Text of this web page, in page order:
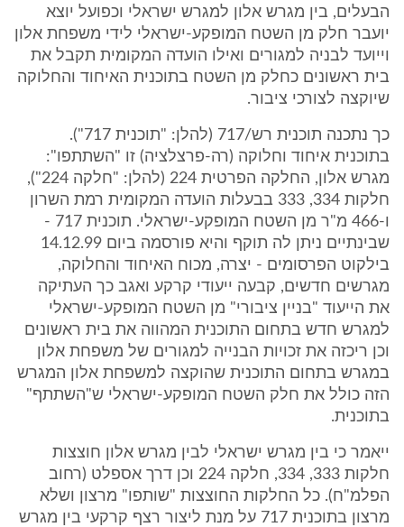
הבעלים, בין מגרש אלון למגרש ישראלי וכפועל יוצא
יועבר חלק מן השטח המופקע-ישראלי לידי משפחת אלון
וייועד לבניה למגורים ואילו הועדה המקומית תקבל את
בית ראשונים כחלק מן השטח בתוכנית האיחוד והחלוקה
שיוקצה לצורכי ציבור.
כך נתכנה תוכנית רש/717 (להלן: "תוכנית 717").
בתוכנית איחוד וחלוקה (רה-פרצלציה) זו "השתתפו":
מגרש אלון, החלקה הפרטית 224 (להלן: "חלקה 224"),
חלקות 334, 333 בבעלות הועדה המקומית רמת השרון
ו-466 מ"ר מן השטח המופקע-ישראלי. תוכנית 717 -
שבינתיים ניתן לה תוקף והיא פורסמה ביום 14.12.99
בילקוט הפרסומים - יצרה, מכוח האיחוד והחלוקה,
מגרשים חדשים, קבעה ייעודי קרקע ואגב כך העתיקה
את הייעוד "בניין ציבורי" מן השטח המופקע-ישראלי
למגרש חדש בתחום התוכנית המהווה את בית ראשונים
וכן ריכזה את זכויות הבנייה למגורים של משפחת אלון
במגרש בתחום התוכנית שהוקצה למשפחת אלון המגרש
הזה כולל את חלק השטח המופקע-ישראלי ש"השתתף"
בתוכנית.
ייאמר כי בין מגרש ישראלי לבין מגרש אלון חוצצות
חלקות 333, 334, חלקה 224 וכן דרך אספלט (רחוב
הפלמ"ח). כל החלקות החוצצות "שותפו" מרצון ושלא
מרצון בתוכנית 717 על מנת ליצור רצף קרקעי בין מגרש